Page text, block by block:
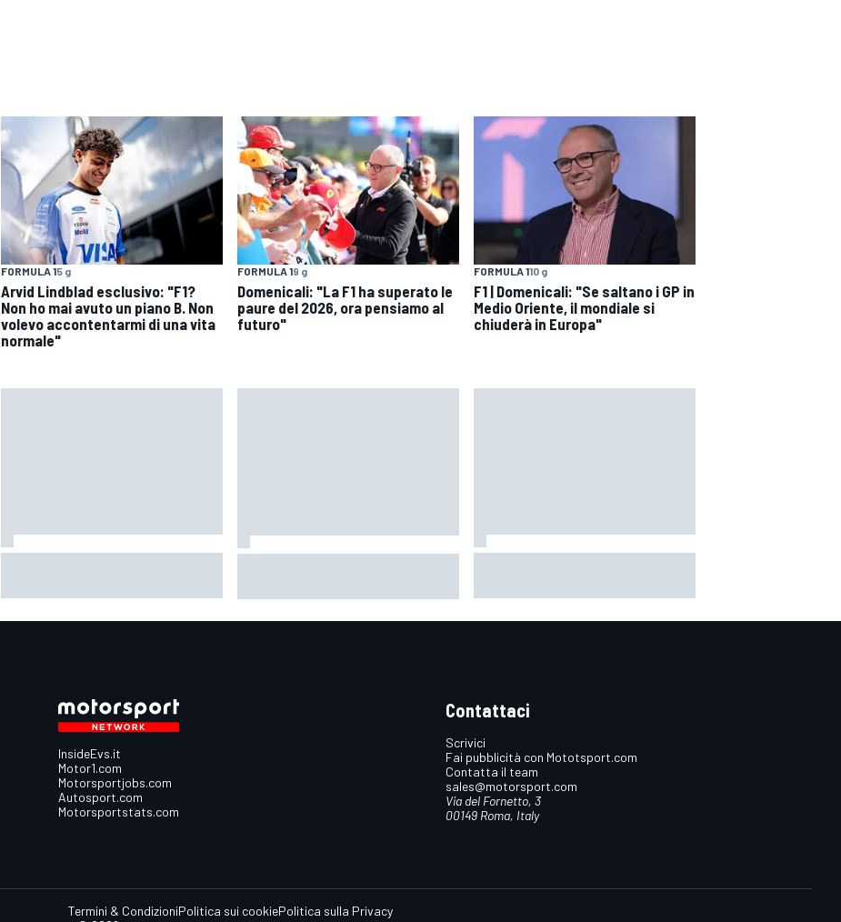
FORMULA 15 g
Arvid Lindblad esclusivo: "F1?
Non ho mai avuto un piano B. Non
volevo accontentarmi di una vita
normale"
FORMULA 19 g
Domenicali: "La F1 ha superato le
paure del 2026, ora pensiamo al
futuro"
FORMULA 110 g
F1 | Domenicali: "Se saltano i GP in
Medio Oriente, il mondiale si
chiuderà in Europa"
Quartararo in Honda
dubbi di Sainz sul suo futuro
Estre osservato speciale per
InsideEvs.it
Motor1.com
Motorsportjobs.com
Autosport.com
Motorsportstats.com
Contattaci
Scrivici
Fai pubblicità con Mototsport.com
Contatta il team
sales@motorsport.com
Via del Fornetto, 3
00149 Roma, Italy
Termini & CondizioniPolitica sui cookiePolitica sulla Privacy